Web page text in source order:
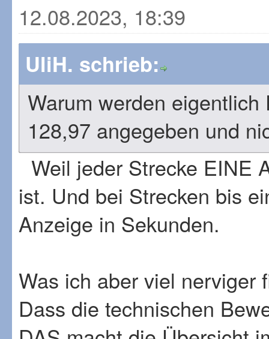
12.08.2023, 18:39
UliH. schrieb:
Warum werden
128,97 angegeben und
Weil jeder Strecke EINE
ist. Und bei Strecken bis
Anzeige in Sekunden.
Was ich aber viel nerviger
Dass die technischen